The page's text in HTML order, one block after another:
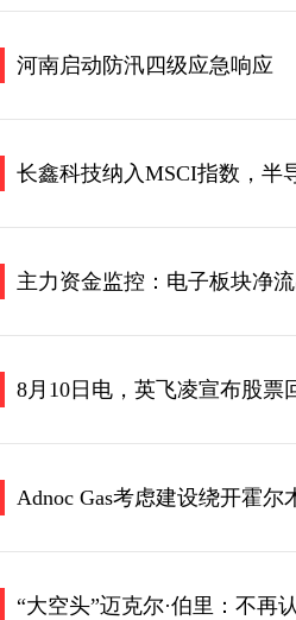
河南启动防汛四级应急响应
长鑫科技纳入MSCI指数，半
主力资金监控：电子板块净
8月10日电，英飞凌宣布股票
Adnoc Gas考虑建设绕开霍
“大空头”迈克尔·伯里：不再